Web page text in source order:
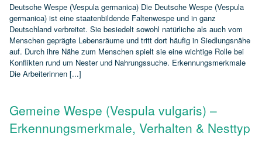
Deutsche Wespe (Vespula germanica) Die Deutsche Wespe (Vespula
germanica) ist eine staatenbildende Faltenwespe und in ganz
Deutschland verbreitet. Sie besiedelt sowohl natürliche als auch vom
Menschen geprägte Lebensräume und tritt dort häufig in Siedlungsnähe
auf. Durch ihre Nähe zum Menschen spielt sie eine wichtige Rolle bei
Konflikten rund um Nester und Nahrungssuche. Erkennungsmerkmale
Die Arbeiterinnen [...]
Gemeine Wespe (Vespula vulgaris) –
Erkennungsmerkmale, Verhalten & Nesttyp